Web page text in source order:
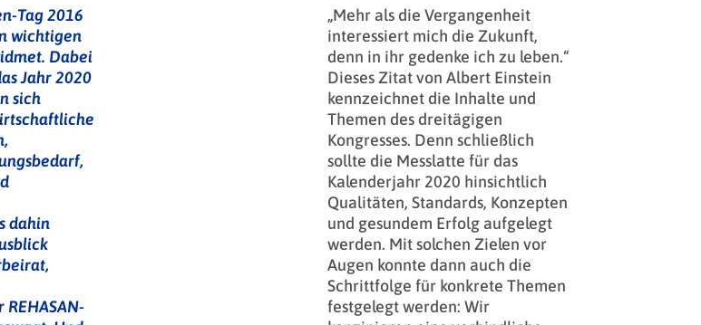
Tag 2016
wichtigen
Dabei
Jahr 2020
sich
dahin
„Mehr als die Vergangenheit
interessiert mich die Zukunft,
denn in ihr gedenke ich zu leben.“
Dieses Zitat von Albert Einstein
kennzeichnet die Inhalte und
Themen des dreitägigen
Kongresses. Denn schließlich
sollte die Messlatte für das
Kalenderjahr 2020 hinsichtlich
Qualitäten, Standards, Konzepten
und gesundem Erfolg aufgelegt
werden. Mit solchen Zielen vor
Augen konnte dann auch die
Schrittfolge für konkrete Themen
festgelegt werden: Wir